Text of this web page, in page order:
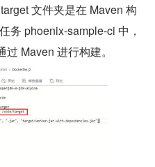
文件夹是在 Maven 构
务 phoenix-sample-ci 中，
Maven 进行构建。